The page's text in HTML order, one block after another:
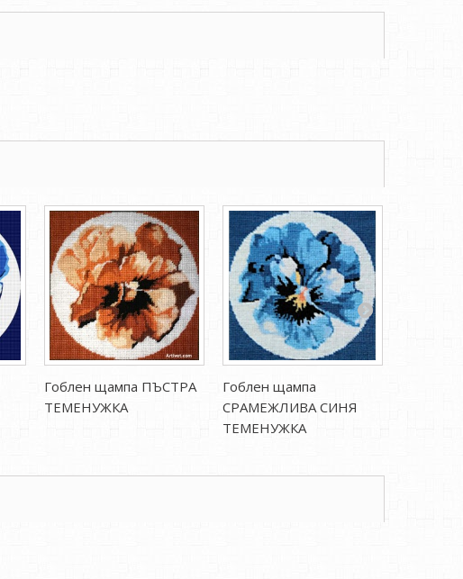
Гоблен щампа ПЪСТРА
ТЕМЕНУЖКА
Гоблен щампа
СРАМЕЖЛИВА СИНЯ
ТЕМЕНУЖКА